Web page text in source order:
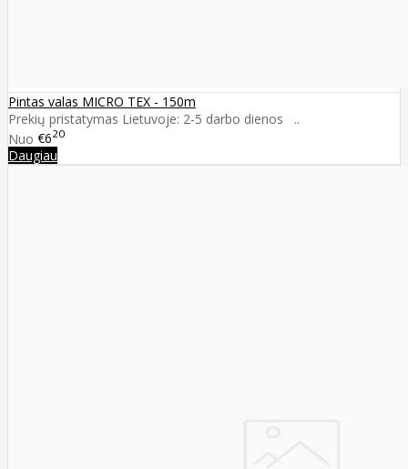
Pintas valas MICRO TEX - 150m
Prekių pristatymas Lietuvoje: 2-5 darbo dienos ..
Nuo €620
Daugiau